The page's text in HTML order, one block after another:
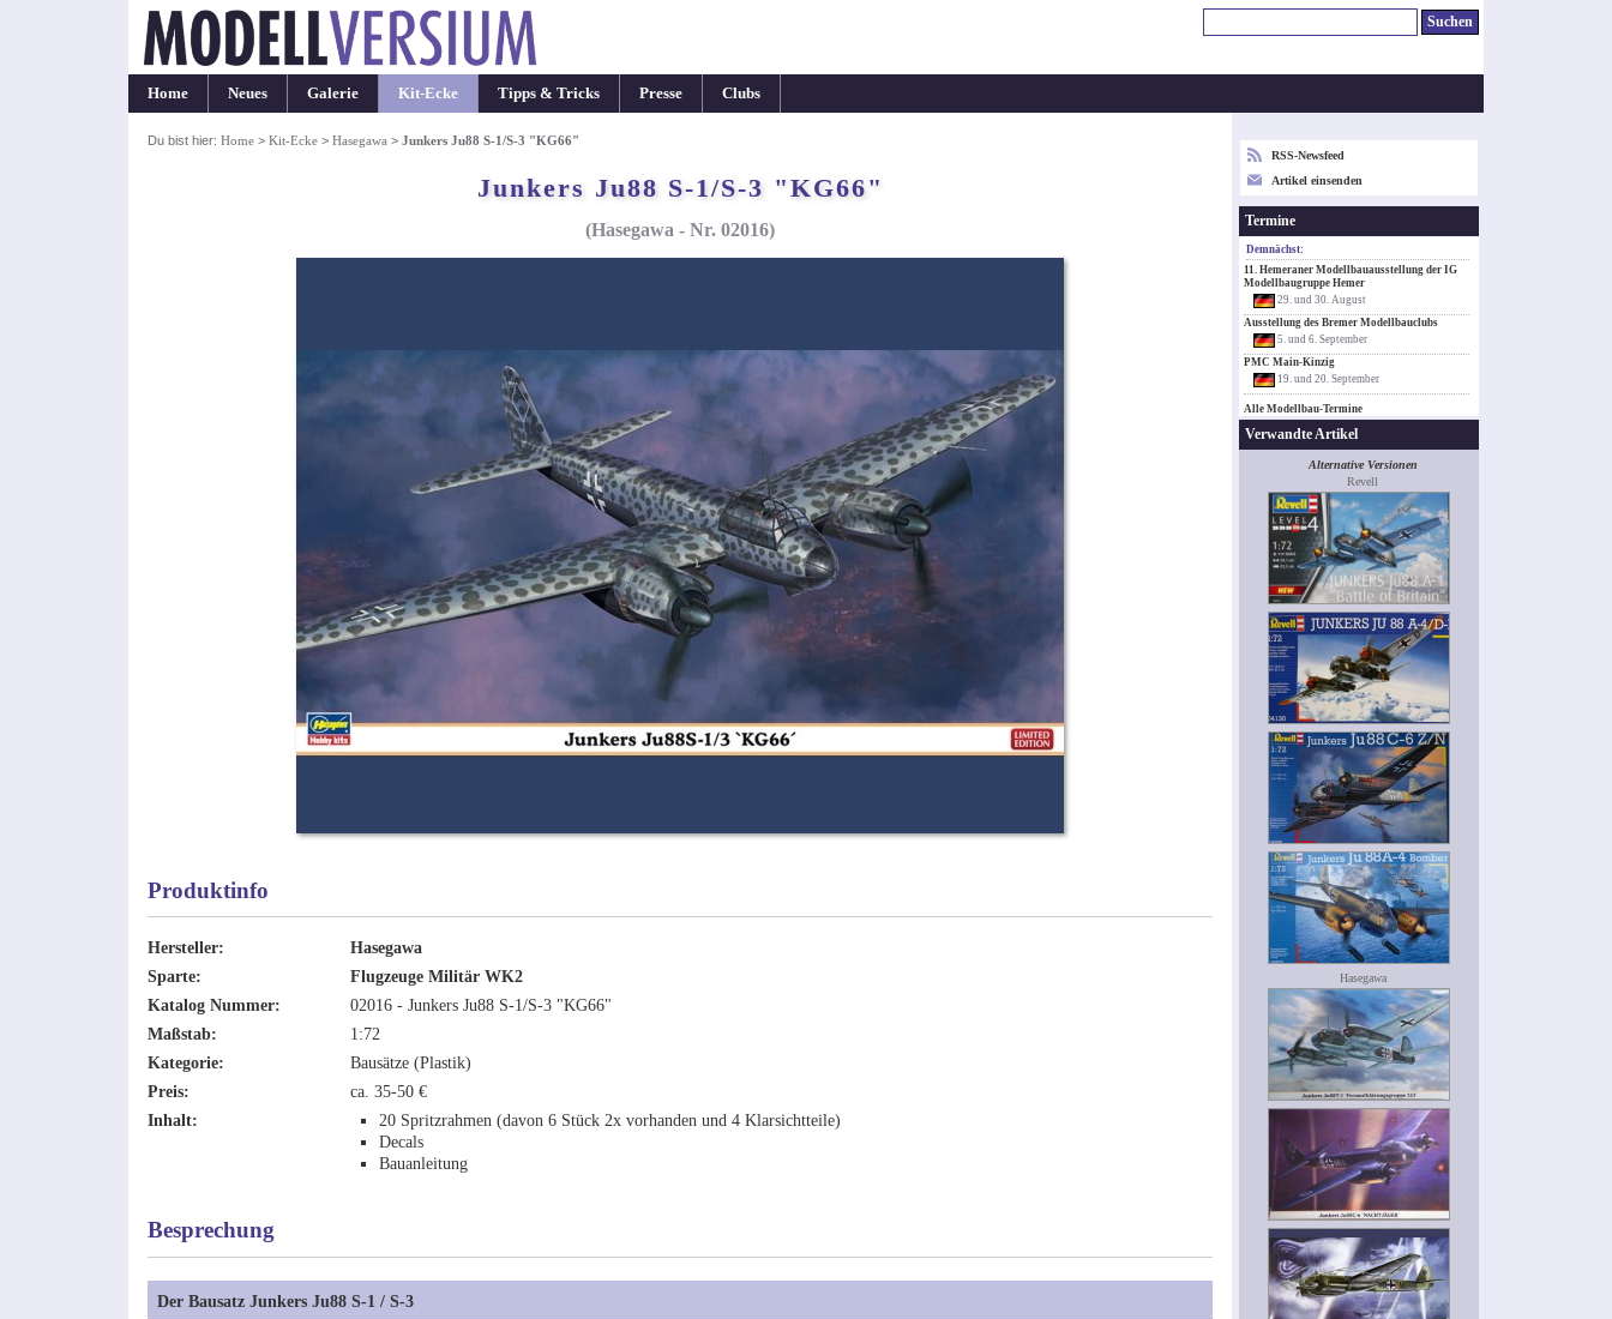
Home Neues Galerie Kit-Ecke Tipps & Tricks Presse Clubs
Du bist hier: Home> Kit-Ecke> Hasegawa > Junkers Ju88 S-1/S-3 "KG66"
Junkers Ju88 S-1/S-3 "KG66"
(Hasegawa - Nr. 02016)
Produktinfo
Hersteller:
Hasegawa
Sparte:
Flugzeuge Militär WK2
Katalog Nummer:
02016 - Junkers Ju88 S-1/S-3 "KG66"
Maßstab:
1:72
Kategorie:
Bausätze (Plastik)
Preis:
ca. 35-50 €
Inhalt:
20 Spritzrahmen (davon 6 Stück 2x vorhanden und 4 Klarsichtteile)
Decals
Bauanleitung
Besprechung
Der Bausatz Junkers Ju88 S-1 / S-3
RSS-Newsfeed
Artikel einsenden
Termine
Demnächst:
11. Hemeraner Modellbauausstellung der IG
Modellbaugruppe Hemer
29. und 30. August
Ausstellung des Bremer Modellbauclubs
5. und 6. September
PMC Main-Kinzig
19. und 20. September
Alle Modellbau-Termine
Verwandte Artikel
Alternative Versionen
Revell
Hasegawa